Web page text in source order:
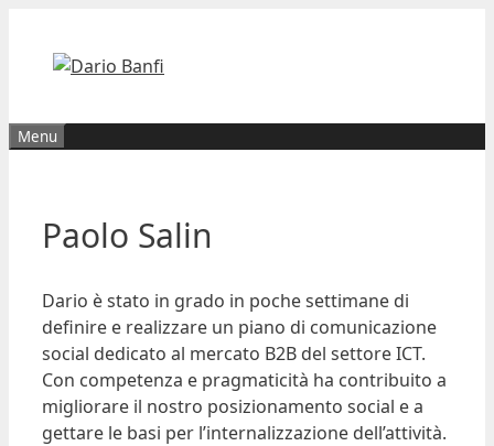
contenuto
Menu
Paolo Salin
Dario è stato in grado in poche settimane di
definire e realizzare un piano di comunicazione
social dedicato al mercato B2B del settore ICT.
Con competenza e pragmaticità ha contribuito a
migliorare il nostro posizionamento social e a
gettare le basi per l’internalizzazione dell’attività.